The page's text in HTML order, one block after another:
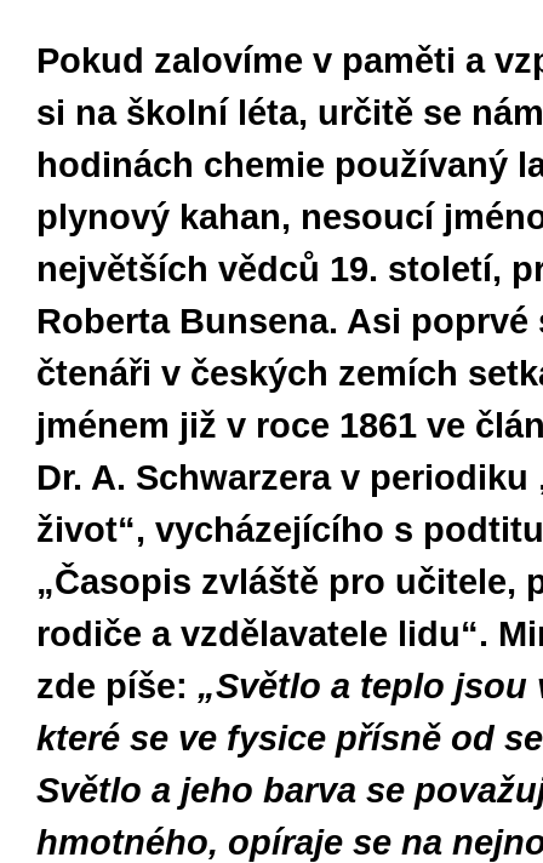
Pokud zalovíme v paměti a
si na školní léta, určitě se ná
hodinách chemie používaný
plynový kahan, nesoucíjmé
největších vědců 19. století,
Roberta Bunsena. Asi poprvé
čtenáři v českých zemích
jménem již v roce 1861 ve člá
Dr. A. Schwarzera v periodiku
život“, vycházejícího s
„Časopis zvláště pro učitele,
rodiče a vzdělavatele lidu“.
zde píše: „Světlo a teplo jsou
které se ve fysice přísně od
Světlo a jeho barva se
hmotného, opíraje se na